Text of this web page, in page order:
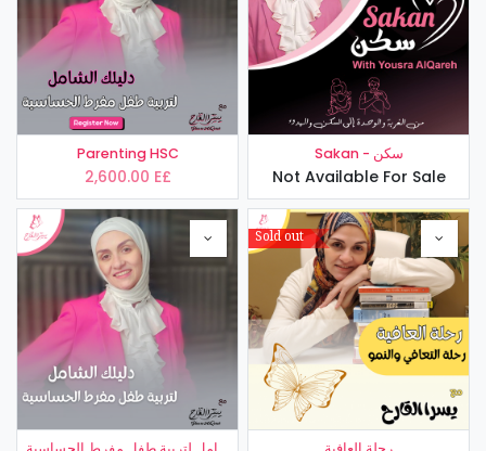
Parenting HSC
2,600.00 E£
Sakan - سكن
Not Available For Sale
Sold out